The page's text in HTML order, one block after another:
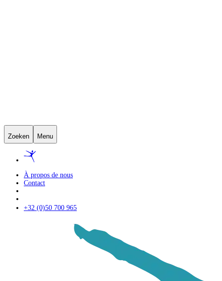
Zoeken Menu
À propos de nous
Contact
+32 (0)50 700 965